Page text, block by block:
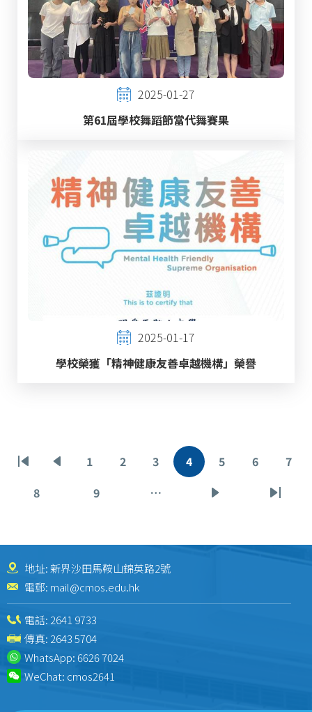
2025-01-27
第61屆學校舞蹈節當代舞賽果
2025-01-17
學校榮獲「精神健康友善卓越機構」榮譽
Pagination
First
page
PreviousPage
1
Page
2
Page
3
Current
page
4
Page
5
Page
6 7
Page
8
Page
9 …
Last
地址: 新界沙田馬鞍山錦英路2號
電郵: mail@cmos.edu.hk
電話: 2641 9733
傳真: 2643 5704
WhatsApp:6626 7024
WeChat: cmos2641